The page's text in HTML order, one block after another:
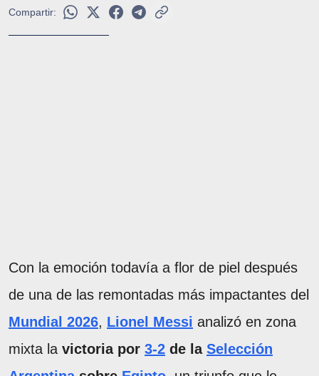
Compartir:
Con la emoción todavía a flor de piel después
de una de las remontadas más impactantes del
Mundial 2026, Lionel Messi analizó en zona
mixta la victoria por 3-2 de la Selección